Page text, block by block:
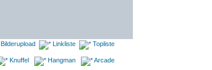
Bilderupload Linkliste Topliste
Knuffel Hangman Arcade